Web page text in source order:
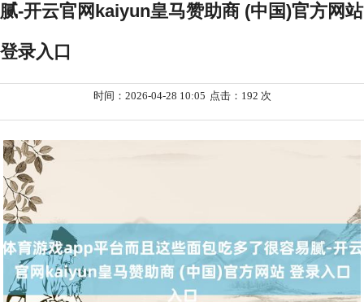
腻-开云官网kaiyun皇马赞助商 (中国)官方网站
登录入口
时间：2026-04-28 10:05 点击：192 次